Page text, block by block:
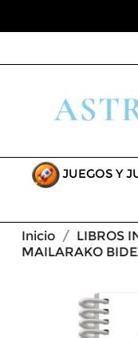
JUEGOS Y
Inicio
LIBROS
MAILARAKO